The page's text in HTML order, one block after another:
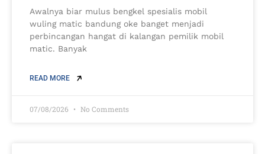
Awalnya biar mulus bengkel spesialis mobil
wuling matic bandung oke banget menjadi
perbincangan hangat di kalangan pemilik mobil
matic. Banyak
READ MORE
07/08/2026 No Comments